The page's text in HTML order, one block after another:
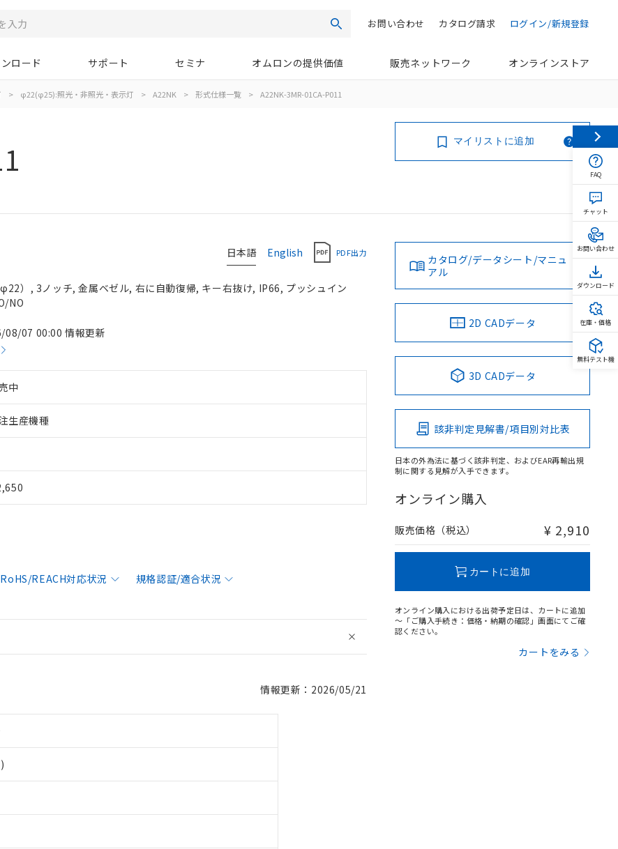
検索 ログイン/新規登録
カタログ請求
お問い合わせ
ロード サポート セミナ オムロンの提供価値 販売ネットワーク オンラインストア
> φ22(φ25):照光・非照光・表示灯 > A22NK > 形式仕様一覧 > A22NK-3MR-01CA-P011
マイリストに追加
日本語 English PDF出力
）, 3ノッチ, 金属ベゼル, 右に自動復帰, キー右抜け, IP66, プッシュイン
NO
08/07 00:00 情報更新
中
生産機種
RoHS/REACH対応状況 規格認証/適合状況
情報更新：2026/05/21
カタログ/データシート/マニュ
アル
2D CADデータ
3D CADデータ
該非判定見解書/項目別対比表
日本の外為法に基づく該非判定、およびEAR再輸出規
制に関する見解が入手できます。
オンライン購入
販売価格（税込） ¥ 2,910
カートに追加
オンライン購入における出荷予定日は、カートに追加
～「ご購入手続き：価格・納期の確認」画面にてご確
認ください。
カートをみる
FAQ
チャット
お問い合わせ
ダウンロード
在庫・価格
無料テスト機